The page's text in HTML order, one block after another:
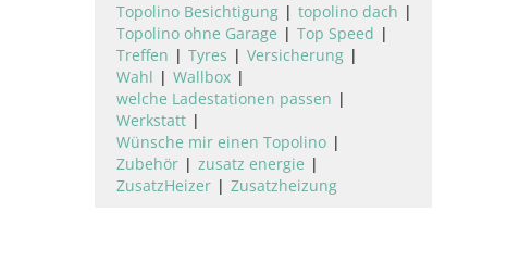
Topolino Besichtigung
topolino dach
Topolino ohne Garage
Top Speed
Treffen
Tyres
Versicherung
Wahl
Wallbox
welche Ladestationen passen
Werkstatt
Wünsche mir einen Topolino
Zubehör
zusatz energie
ZusatzHeizer
Zusatzheizung